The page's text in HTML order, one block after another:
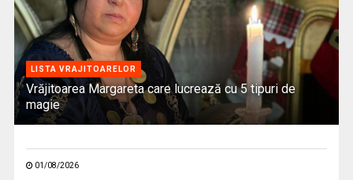
LISTA VRAJITOARELOR
Vrăjitoarea Margareta care lucrează cu 5 tipuri de
magie
01/08/2026